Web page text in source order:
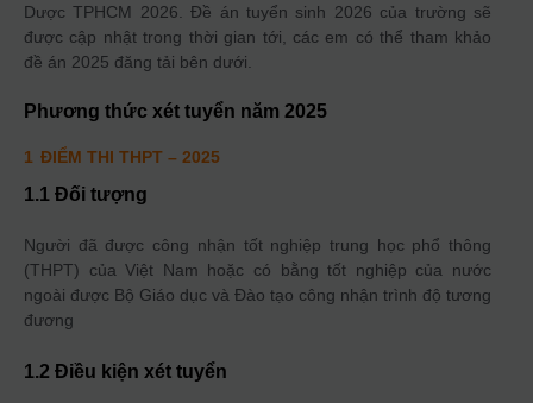
Dược TPHCM 2026. Đề án tuyển sinh 2026 của trường sẽ
được cập nhật trong thời gian tới, các em có thể tham khảo
đề án 2025 đăng tải bên dưới.
Phương thức xét tuyển năm 2025
1 ĐIỂM THI THPT – 2025
1.1 Đối tượng
Người đã được công nhận tốt nghiệp trung học phổ thông
(THPT) của Việt Nam hoặc có bằng tốt nghiệp của nước
ngoài được Bộ Giáo dục và Đào tạo công nhận trình độ tương
đương
1.2 Điều kiện xét tuyển